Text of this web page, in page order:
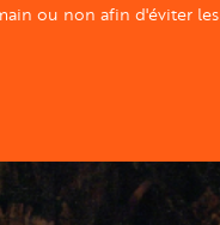
ou non afin d'éviter les